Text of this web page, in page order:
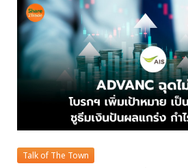
Talk of The Town